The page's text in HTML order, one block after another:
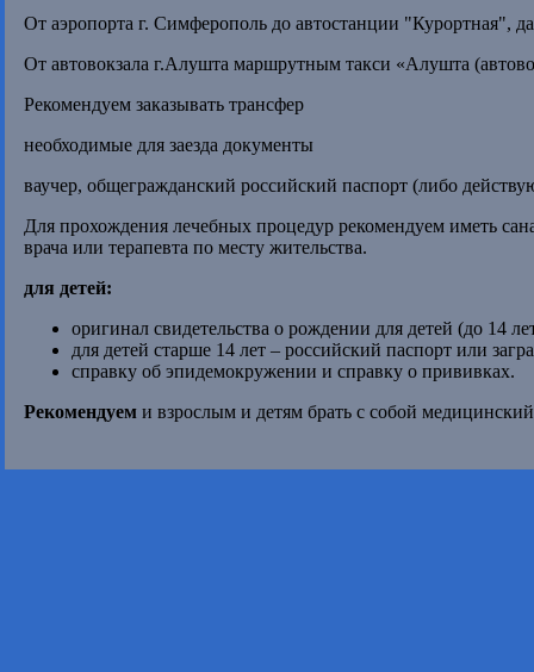
От аэропорта г. Симферополь до автостанции "Курортная",
От автовокзала г.Алушта маршрутным такси «Алушта
Рекомендуем заказывать трансфер
необходимые для заезда документы
ваучер, общегражданский российский паспорт (либо
Для прохождения лечебных процедур рекомендуем иметь
врача или терапевта по месту жительства.
для детей:
оригинал свидетельства о рождении для детей (до 14
для детей старше 14 лет – российский паспорт или
справку об эпидемокружении и справку о прививках.
Рекомендуем и взрослым и детям брать с собой